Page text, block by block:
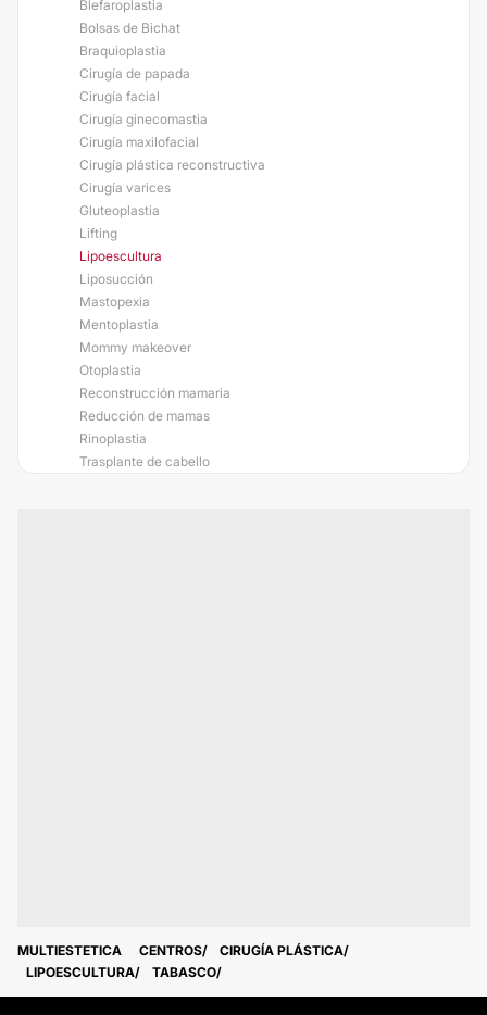
Blefaroplastia
Bolsas de Bichat
Braquioplastia
Cirugía de papada
Cirugía facial
Cirugía ginecomastia
Cirugía maxilofacial
Cirugía plástica reconstructiva
Cirugía varices
Gluteoplastia
Lifting
Lipoescultura
Liposucción
Mastopexia
Mentoplastia
Mommy makeover
Otoplastia
Reconstrucción mamaria
Reducción de mamas
Rinoplastia
Trasplante de cabello
MULTIESTETICA CENTROS
CIRUGÍA PLÁSTICA
LIPOESCULTURA
TABASCO